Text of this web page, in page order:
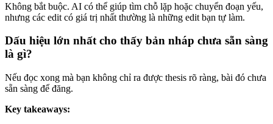
Không bắt buộc. AI có thể giúp tìm chỗ lặp hoặc chuyển đoạn yếu,
nhưng các edit có giá trị nhất thường là những edit bạn tự làm.
Dấu hiệu lớn nhất cho thấy bản nháp chưa sẵn sàng
là gì?
Nếu đọc xong mà bạn không chỉ ra được thesis rõ ràng, bài đó chưa
sẵn sàng để đăng.
Key takeaways: